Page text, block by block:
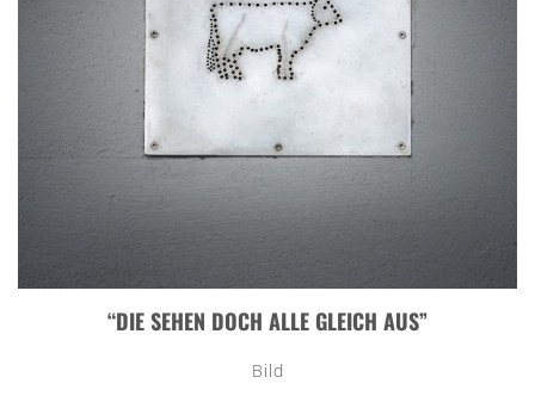
“DIE SEHEN DOCH ALLE GLEICH AUS”
Bild